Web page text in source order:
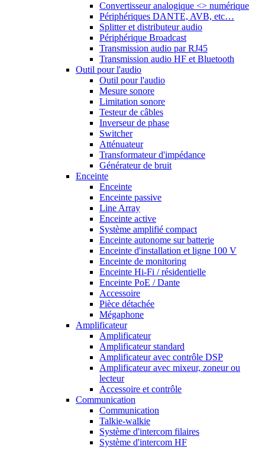
Convertisseur analogique <> numérique
Périphériques DANTE, AVB, etc…
Splitter et distributeur audio
Périphérique Broadcast
Transmission audio par RJ45
Transmission audio HF et Bluetooth
Outil pour l'audio
Outil pour l'audio
Mesure sonore
Limitation sonore
Testeur de câbles
Inverseur de phase
Switcher
Atténuateur
Transformateur d'impédance
Générateur de bruit
Enceinte
Enceinte
Enceinte passive
Line Array
Enceinte active
Système amplifié compact
Enceinte autonome sur batterie
Enceinte d'installation et ligne 100 V
Enceinte de monitoring
Enceinte Hi-Fi / résidentielle
Enceinte PoE / Dante
Accessoire
Pièce détachée
Mégaphone
Amplificateur
Amplificateur
Amplificateur standard
Amplificateur avec contrôle DSP
Amplificateur avec mixeur, zoneur ou
lecteur
Accessoire et contrôle
Communication
Communication
Talkie-walkie
Système d'intercom filaires
Système d'intercom HF